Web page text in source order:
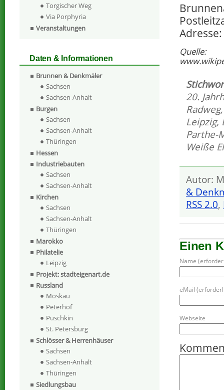
Quelle:
20.
Radweg
Leipzig,
Parthe-
Weiße
Autor:
&
RSS 2.0,
Einen
Name
eMail
Webseite
Torgischer Weg
Via Porphyria
Veranstaltungen
Daten & Informationen
Brunnen & Denkmäler
Sachsen
Sachsen-Anhalt
Burgen
Sachsen
Sachsen-Anhalt
Thüringen
Hessen
Industriebauten
Sachsen
Sachsen-Anhalt
Kirchen
Sachsen
Sachsen-Anhalt
Thüringen
Marokko
Philatelie
Leipzig
Projekt: stadteigenart.de
Russland
Moskau
Peterhof
Puschkin
St. Petersburg
Schlösser & Herrenhäuser
Sachsen
Sachsen-Anhalt
Thüringen
Siedlungsbau